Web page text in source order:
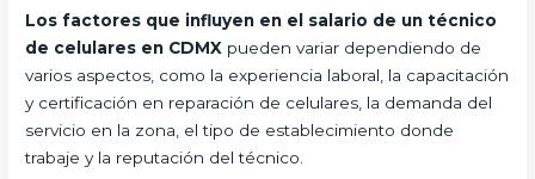
Los factores que influyen en el salario de un técnico
de celulares en CDMX pueden variar dependiendo de
varios aspectos, como la experiencia laboral, la capacitación
y certificación en reparación de celulares, la demanda del
servicio en la zona, el tipo de establecimiento donde
trabaje y la reputación del técnico.